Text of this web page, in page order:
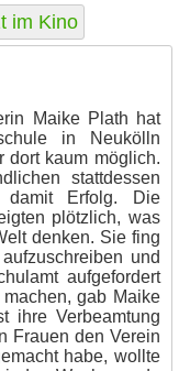
im Kino
Maike Plath hat
in Neukölln
dort kaum möglich.
stattdessen
Erfolg. Die
plötzlich, was
denken. Sie fing
und
aufgefordert
gab Maike
ihre Verbeamtung
Frauen den Verein
habe, wollte